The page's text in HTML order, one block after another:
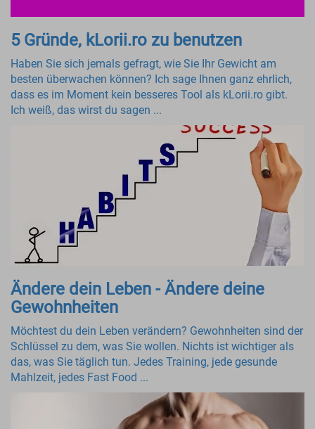
5 Gründe, kLorii.ro zu benutzen
Haben Sie sich jemals gefragt, wie Sie Ihr Gewicht am
besten überwachen können? Ich sage Ihnen ganz ehrlich,
dass es im Moment kein besseres Tool als kLorii.ro gibt.
Ich weiß, das wirst du sagen ...
Ändere dein Leben - Ändere deine
Gewohnheiten
Möchtest du dein Leben verändern? Gewohnheiten sind der
Schlüssel zu dem, was Sie wollen. Nichts ist wichtiger als
das, was Sie täglich tun. Jedes Training, jede gesunde
Mahlzeit, jedes Fast Food ...